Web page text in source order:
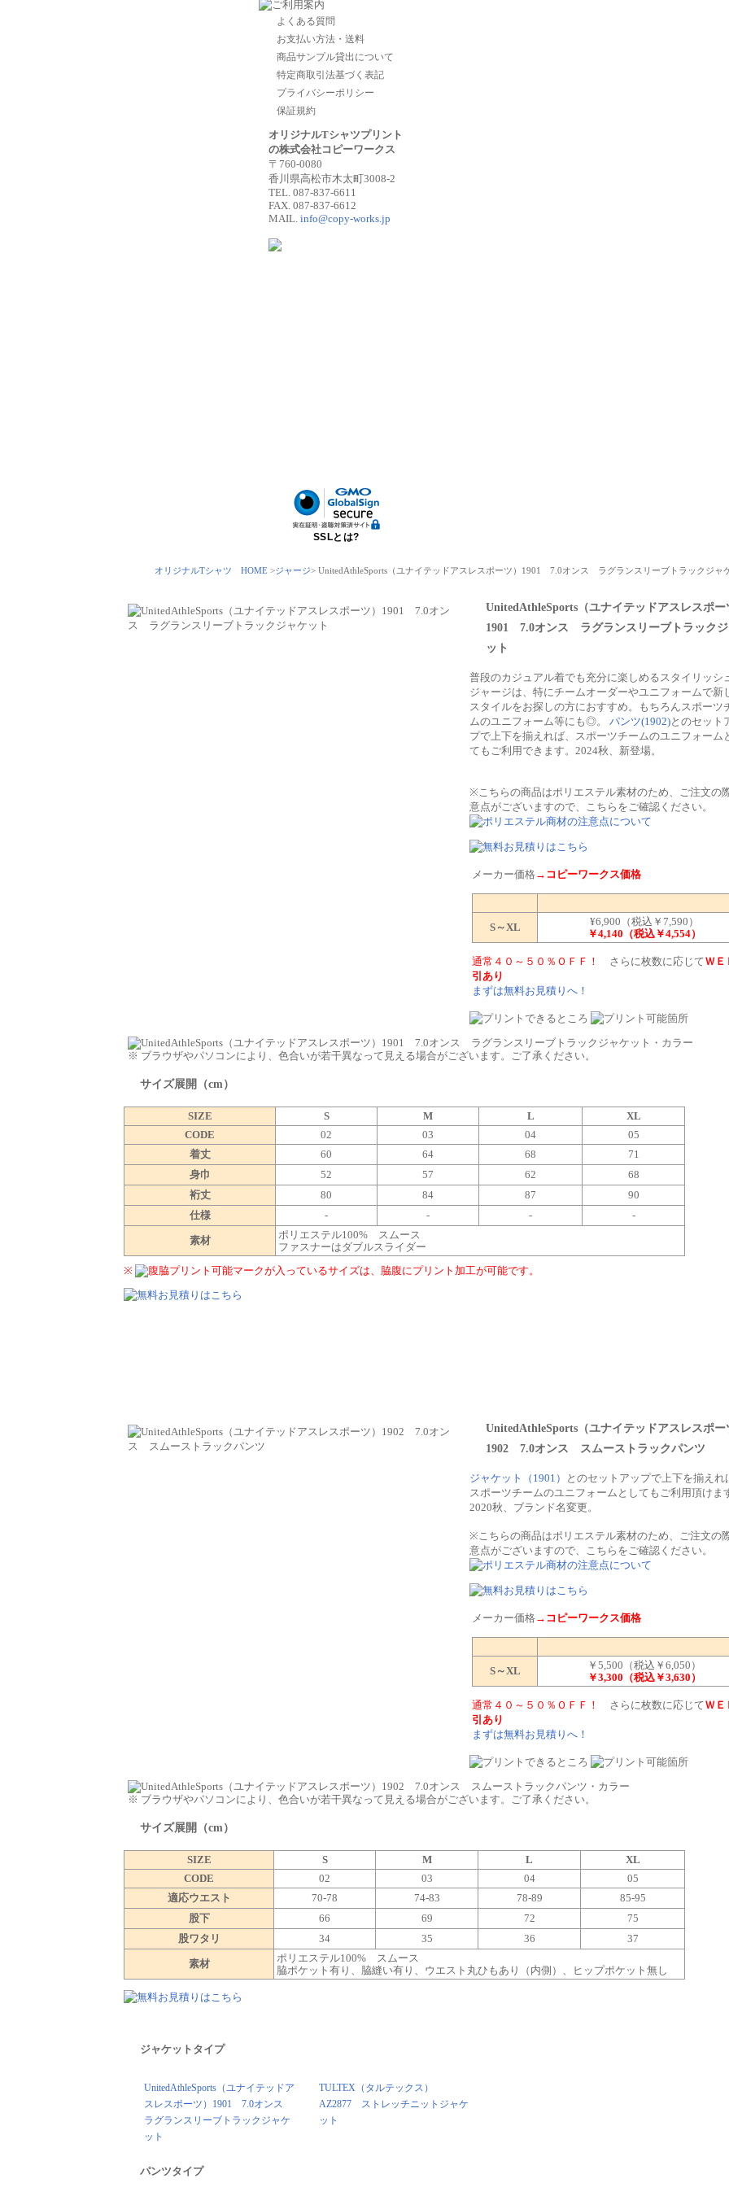
よくある質問
お支払い方法・送料
商品サンプル貸出について
特定商取引法基づく表記
プライバシーポリシー
保証規約
オリジナルTシャツプリント
の株式会社コピーワークス
〒760-0080
香川県高松市木太町3008-2
TEL. 087-837-6611
FAX. 087-837-6612
MAIL. info@copy-works.jp
SSLとは?
オリジナルTシャツ HOME >ジャージ> UnitedAthleSports（ユナイテッドアスレスポーツ）1901 7.0オンス ラグランスリーブトラックジャ
UnitedAthleSports（ユナイテッドアスレスポー
1901 7.0オンス ラグランスリーブトラック
ット
普段のカジュアル着でも充分に楽しめるスタイリッシ
ジャージは、特にチームオーダーやユニフォームで新
スタイルをお探しの方におすすめ。もちろんスポーツ
ムのユニフォーム等にも◎。 パンツ(1902)とのセット
プで上下を揃えれば、スポーツチームのユニフォーム
てもご利用できます。2024秋、新登場。
※こちらの商品はポリエステル素材のため、ご注文の
意点がございますので、こちらをご確認ください。
メーカー価格→コピーワークス価格
S～XL
¥6,900（税込￥7,590）
￥4,140（税込￥4,554）
通常４０～５０％ＯＦＦ！ さらに枚数に応じてＷＥ
引あり
まずは無料お見積りへ！
※ ブラウザやパソコンにより、色合いが若干異なって見える場合がございます。ご了承ください。
サイズ展開（cm）
SIZE S M L
XL
CODE
02 03 04
05
着丈
60 64 68
71
身巾
52 57 62
68
裄丈
80 84 87
90
仕様
- - - -
素材
ポリエステル100% スムース
ファスナーはダブルスライダー
※
マークが入っているサイズは、脇腹にプリント加工が可能です。
UnitedAthleSports（ユナイテッドアスレスポー
1902 7.0オンス スムーストラックパンツ
ジャケット（1901）
とのセットアップで上下を揃えれ
スポーツチームのユニフォームとしてもご利用頂けま
2020秋、ブランド名変更。
※こちらの商品はポリエステル素材のため、ご注文の
意点がございますので、こちらをご確認ください。
メーカー価格→コピーワークス価格
S～XL
￥5,500（税込￥6,050）
￥3,300（税込￥3,630）
通常４０～５０％ＯＦＦ！ さらに枚数に応じてＷＥ
引あり
まずは無料お見積りへ！
※ ブラウザやパソコンにより、色合いが若干異なって見える場合がございます。ご了承ください。
サイズ展開（cm）
SIZE S M L
XL
CODE
02 03 04
05
適応ウエスト
70-78 74-83 78-89
85-95
股下
66 69 72
75
股ワタリ
34 35 36 37
素材
ポリエステル100% スムース
脇ポケット有り、脇縫い有り、ウエスト丸ひもあり（内側）、ヒップポケット無し
ジャケットタイプ
UnitedAthleSports（ユナイテッドア
スレスポーツ）1901 7.0オンス
ラグランスリーブトラックジャケ
ット
TULTEX（タルテックス）
AZ2877 ストレッチニットジャケ
ット
パンツタイプ